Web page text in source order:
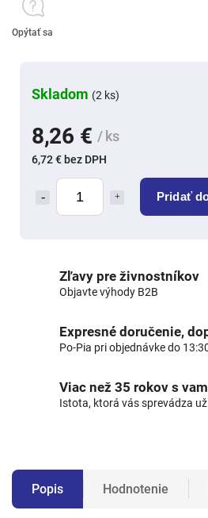
8,26 € / ks
6,72 € bez DPH
Pridať
Skladom (2 ks)
Opýtať sa
Zľavy pre živnostníkov
Objavte výhody B2B
Expresné doručenie,
Po-Pia pri objednávke do
Viac než 35 rokov s
Istota, ktorá vás sprevádza
Popis Hodnotenie